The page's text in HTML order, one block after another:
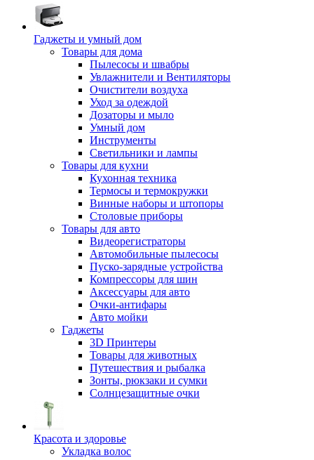
Гаджеты и умный дом
Товары для дома
Пылесосы и швабры
Увлажнители и Вентиляторы
Очистители воздуха
Уход за одеждой
Дозаторы и мыло
Умный дом
Инструменты
Светильники и лампы
Товары для кухни
Кухонная техника
Термосы и термокружки
Винные наборы и штопоры
Столовые приборы
Товары для авто
Видеорегистраторы
Автомобильные пылесосы
Пуско-зарядные устройства
Компрессоры для шин
Аксессуары для авто
Очки-антифары
Авто мойки
Гаджеты
3D Принтеры
Товары для животных
Путешествия и рыбалка
Зонты, рюкзаки и сумки
Солнцезащитные очки
Красота и здоровье
Укладка волос